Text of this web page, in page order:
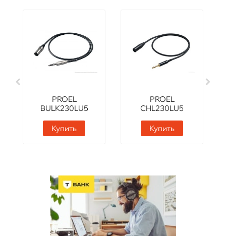
PROEL
BULK230LU5
Купить
PROEL
CHL230LU5
Купить